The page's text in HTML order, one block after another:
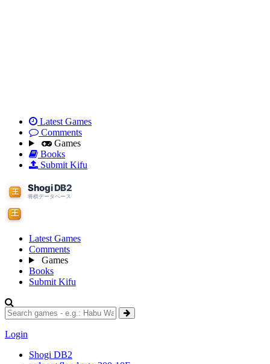
Latest Games
Comments
Games
Books
Submit Kifu
Latest Games
Comments
Games
Books
Submit Kifu
Login
Shogi DB2